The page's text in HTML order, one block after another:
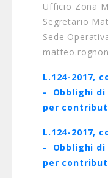
Ufficio Zona
Segretario
Sede
L.124-2017,
- Obblighi di
per
L.124-2017,
- Obblighi di
per